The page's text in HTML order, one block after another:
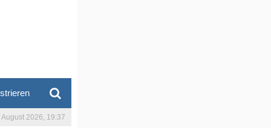
August 2026, 19:37